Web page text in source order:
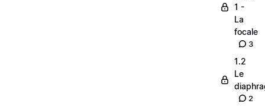
1 -
La
focale
3
1.2
Le
2